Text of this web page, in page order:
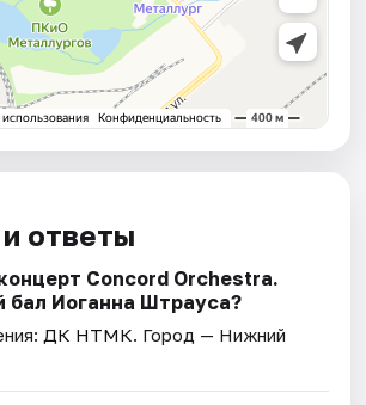
ответы
Concord Orchestra.
бал Иоганна Штрауса?
ДК НТМК. Город — Нижний